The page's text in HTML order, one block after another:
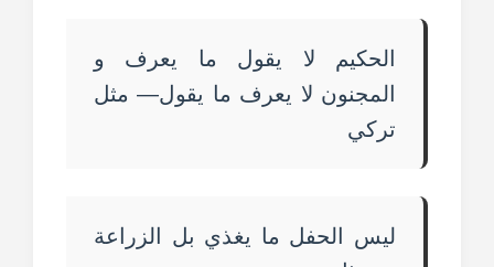
الحكيم لا يقول ما يعرف و
المجنون لا يعرف ما يقول— مثل
تركي
ليس الحفل ما يغذي بل الزراعة